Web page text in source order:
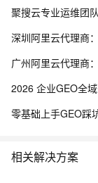
聚搜云专业运维团
深圳阿里云代理商
广州阿里云代理商
2026 企业GEO全
零基础上手GEO踩
相关解决方案